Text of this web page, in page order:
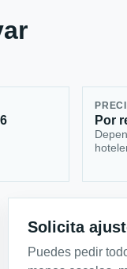
Por
Solicita
Puedes pedir